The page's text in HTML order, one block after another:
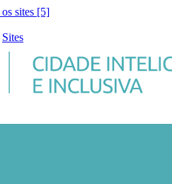
sites [5]
Sites